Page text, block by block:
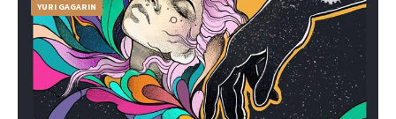
YURI GAGARIN